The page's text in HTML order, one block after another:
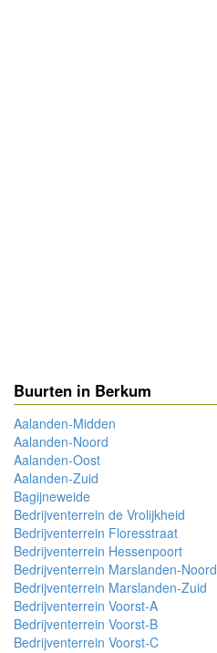
Buurten in Berkum
Aalanden-Midden
Aalanden-Noord
Aalanden-Oost
Aalanden-Zuid
Bagijneweide
Bedrijventerrein de Vrolijkheid
Bedrijventerrein Floresstraat
Bedrijventerrein Hessenpoort
Bedrijventerrein Marslanden-Noord
Bedrijventerrein Marslanden-Zuid
Bedrijventerrein Voorst-A
Bedrijventerrein Voorst-B
Bedrijventerrein Voorst-C